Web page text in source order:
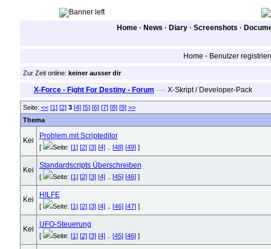
Home · News · Diary · Screenshots ·
Home · Benutzer
Zur Zeit online: keiner ausser dir
X-Force - Fight For Destiny - Forum —›X-Skript / Developer-Pack
Seite: << [1] [2] 3 [4] [5] [6] [7] [8] [9] >>
Thema
Problem mit Scripteditor
[ Seite: [1] [2] [3] [4].. [48] [49]]
Standardscripts Überschreiben
[ Seite: [1] [2] [3] [4].. [45] [46]]
HILFE
[ Seite: [1] [2] [3] [4].. [46] [47]]
UFO-Steuerung
[ Seite: [1] [2] [3] [4].. [45] [46]]